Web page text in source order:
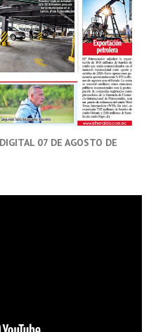
07 DE AGOSTO DE